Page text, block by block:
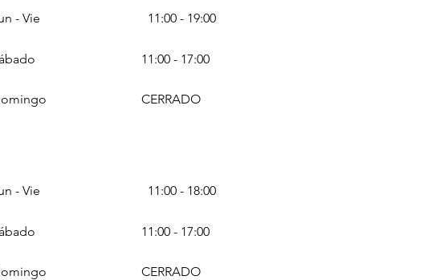
- Vie 11:00 - 19:00
11:00 - 17:00
CERRADO
- Vie 11:00 - 18:00
11:00 - 17:00
CERRADO